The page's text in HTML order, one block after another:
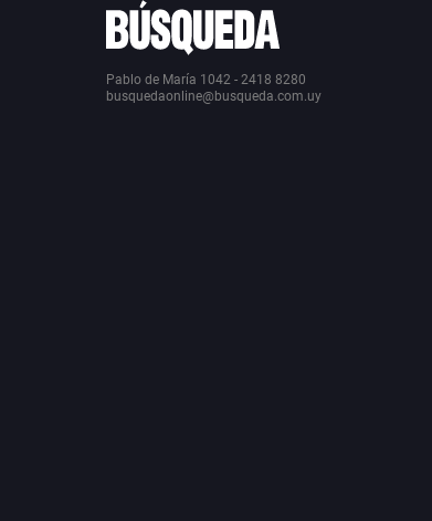
Pablo de María 1042 - 2418 8280
busquedaonline@busqueda.com.uy